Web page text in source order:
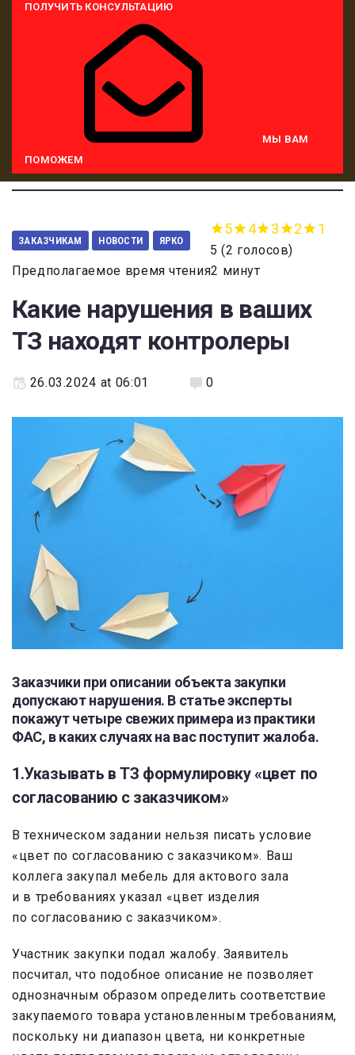
ПОЛУЧИТЬ КОНСУЛЬТАЦИЮ
МЫ ВАМ
ПОМОЖЕМ
ЗАКАЗЧИКАМ НОВОСТИ ЯРКО
5 4 3 2 1
5 (2 голосов)
Предполагаемое время чтения2 минут
Какие нарушения в ваших
ТЗ находят контролеры
26.03.2024 at 06:01 0
Заказчики при описании объекта закупки
допускают нарушения. В статье эксперты
покажут четыре свежих примера из практики
ФАС, в каких случаях на вас поступит жалоба.
1.Указывать в ТЗ формулировку «цвет по
согласованию с заказчиком»
В техническом задании нельзя писать условие
«цвет по согласованию с заказчиком». Ваш
коллега закупал мебель для актового зала
и в требованиях указал «цвет изделия
по согласованию с заказчиком».
Участник закупки подал жалобу. Заявитель
посчитал, что подобное описание не позволяет
однозначным образом определить соответствие
закупаемого товара установленным требованиям,
поскольку ни диапазон цвета, ни конкретные